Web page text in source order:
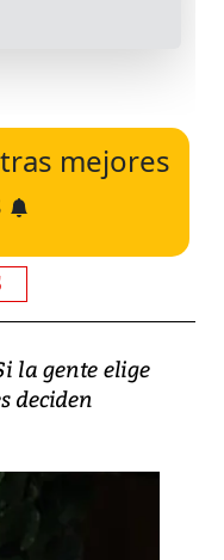
mejores
la gente elige
deciden